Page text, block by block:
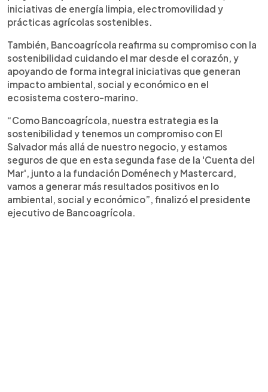
iniciativas de energía limpia, electromovilidad y
prácticas agrícolas sostenibles.
También, Bancoagrícola reafirma su compromiso con la
sostenibilidad cuidando el mar desde el corazón, y
apoyando de forma integral iniciativas que generan
impacto ambiental, social y económico en el
ecosistema costero-marino.
“Como Bancoagrícola, nuestra estrategia es la
sostenibilidad y tenemos un compromiso con El
Salvador más allá de nuestro negocio, y estamos
seguros de que en esta segunda fase de la 'Cuenta del
Mar', junto a la fundación Doménech y Mastercard,
vamos a generar más resultados positivos en lo
ambiental, social y económico”, finalizó el presidente
ejecutivo de Bancoagrícola.